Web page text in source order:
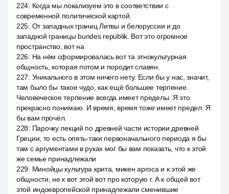
224: Когда мы локализуем это в соответствии с
современной политической картой.
225: От западных границ Литвы и белоруссии и до
западной границы bundes republik. Вот это огромное
пространство, вот на
226: На нём сформировалась вот та этнокультурная
общность, которая потом и породит славян.
227: Уникального в этом ничего нету. Если бы у нас, значит,
там было бы такое чудо, как ещё большее терпение.
Человеческое терпение всегда имеет пределы. Я это
прекрасно понимаю. И время, время тоже имеет предел. Я
бы вам прочёл.
228: Парочку лекций по древней части истории древней
Греции, то есть опять-таки первоначального периода я бы
там с аргументами в руках мог бы вам показать, что к этой
же семье принадлежали
229: Минойцы культура крита, микен аргоса и к этой же
общности, не к вот этой вот про которую г. А к общей вот
этой индоевропейской принадлежали сменившие